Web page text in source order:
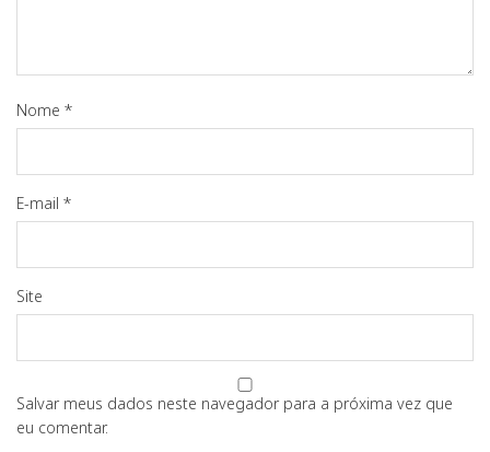
Nome *
E-mail *
Site
Salvar meus dados neste navegador para a próxima vez que
eu comentar.